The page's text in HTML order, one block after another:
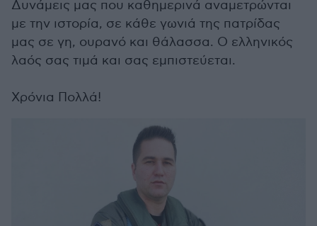
Δυνάμεις μας που καθημερινά αναμετρώνται
με την ιστορία, σε κάθε γωνιά της πατρίδας
μας σε γη, ουρανό και θάλασσα. Ο ελληνικός
λαός σας τιμά και σας εμπιστεύεται.
Χρόνια Πολλά!